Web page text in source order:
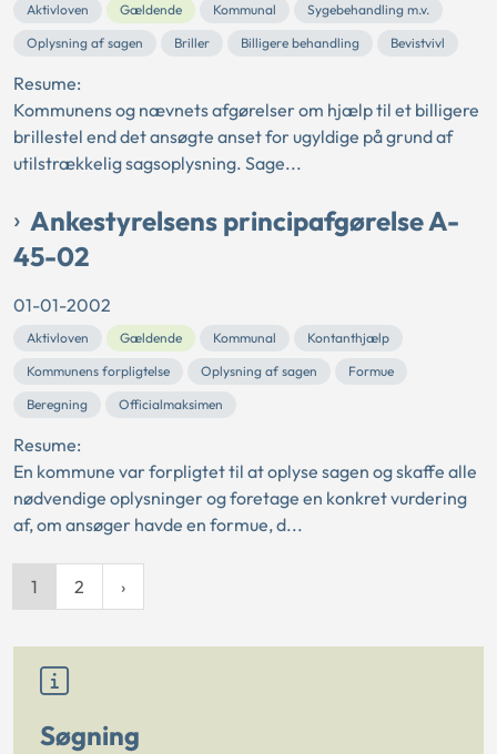
Aktivloven Gældende Kommunal
Sygebehandling m.v.
Oplysning af sagen
Briller Billigere behandling Bevistvivl
Resume:
Kommunens og nævnets afgørelser om hjælp til et billigere
brillestel end det ansøgte anset for ugyldige på grund af
utilstrækkelig sagsoplysning. Sage...
Ankestyrelsens principafgørelse A-
45-02
01-01-2002
Aktivloven Gældende Kommunal
Kontanthjælp
Kommunens forpligtelse
Oplysning af sagen
Formue
Beregning
Officialmaksimen
Resume:
En kommune var forpligtet til at oplyse sagen og skaffe alle
nødvendige oplysninger og foretage en konkret vurdering
af, om ansøger havde en formue, d...
1 2
Søgning